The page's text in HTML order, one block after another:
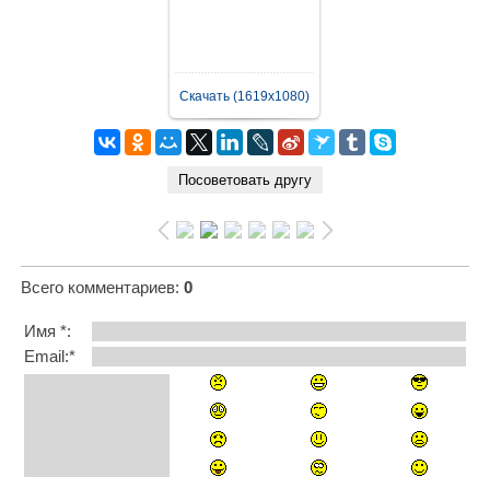
Скачать (1619x1080)
Всего комментариев: 0
Имя *:
Email:*